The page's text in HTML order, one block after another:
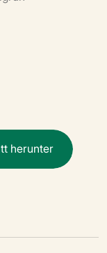
tt herunter